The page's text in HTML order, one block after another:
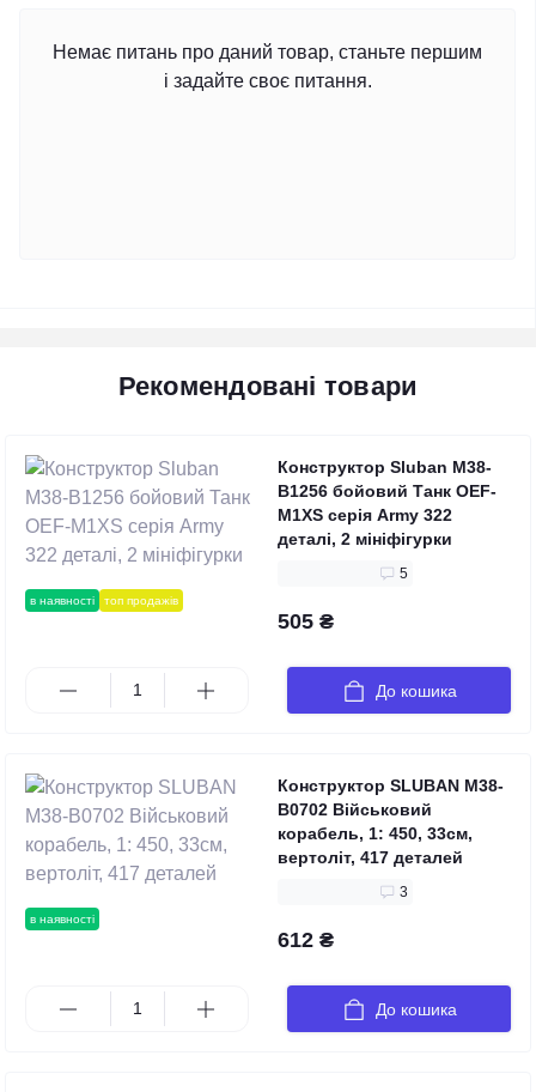
Немає питань про даний товар, станьте першим
і задайте своє питання.
Рекомендовані товари
в наявності топ продажів
Конструктор Sluban M38-
B1256 бойовий Танк OEF-
M1XS серія Army 322
деталі, 2 мініфігурки
5
505 ₴
До кошика
в наявності
Конструктор SLUBAN M38-
B0702 Військовий
корабель, 1: 450, 33см,
вертоліт, 417 деталей
3
612 ₴
До кошика